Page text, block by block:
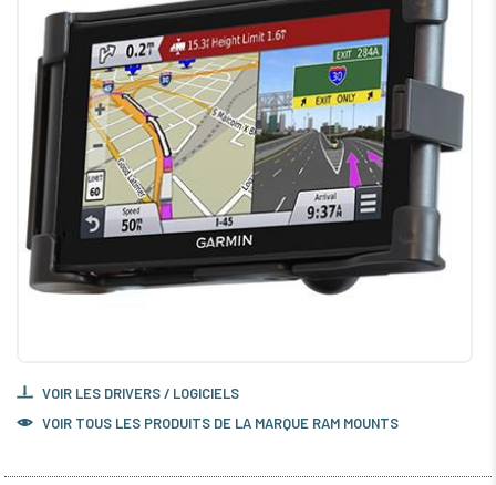
VOIR LES DRIVERS / LOGICIELS
VOIR TOUS LES PRODUITS DE LA MARQUE RAM MOUNTS